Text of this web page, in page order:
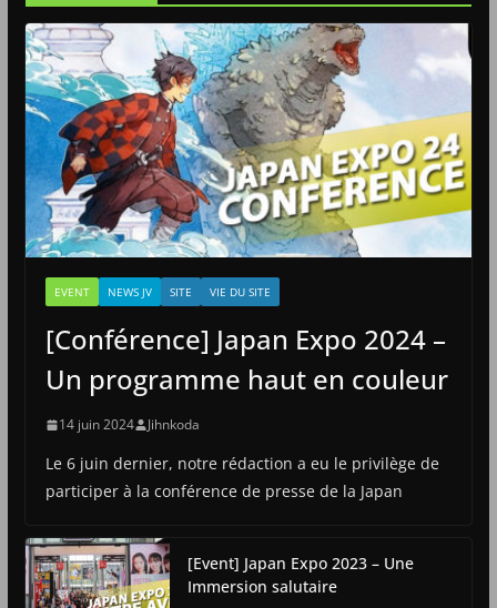
EVENT NEWS JV SITE VIE DU SITE
[Conférence] Japan Expo 2024 –
Un programme haut en couleur
14 juin 2024 Jihnkoda
Le 6 juin dernier, notre rédaction a eu le privilège de
participer à la conférence de presse de la Japan
[Event] Japan Expo 2023 – Une
Immersion salutaire